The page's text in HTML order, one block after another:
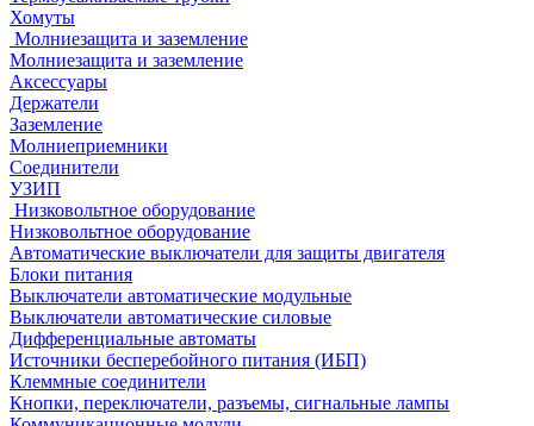
Хомуты
Молниезащита и заземление
Молниезащита и заземление
Аксессуары
Держатели
Заземление
Молниеприемники
Соединители
УЗИП
Низковольтное оборудование
Низковольтное оборудование
Автоматические выключатели для защиты двигателя
Блоки питания
Выключатели автоматические модульные
Выключатели автоматические силовые
Дифференциальные автоматы
Источники бесперебойного питания (ИБП)
Клеммные соединители
Кнопки, переключатели, разъемы, сигнальные лампы